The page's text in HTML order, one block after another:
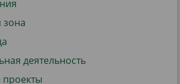
зона
деятельность